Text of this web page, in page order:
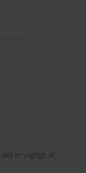
er vigtigt, at